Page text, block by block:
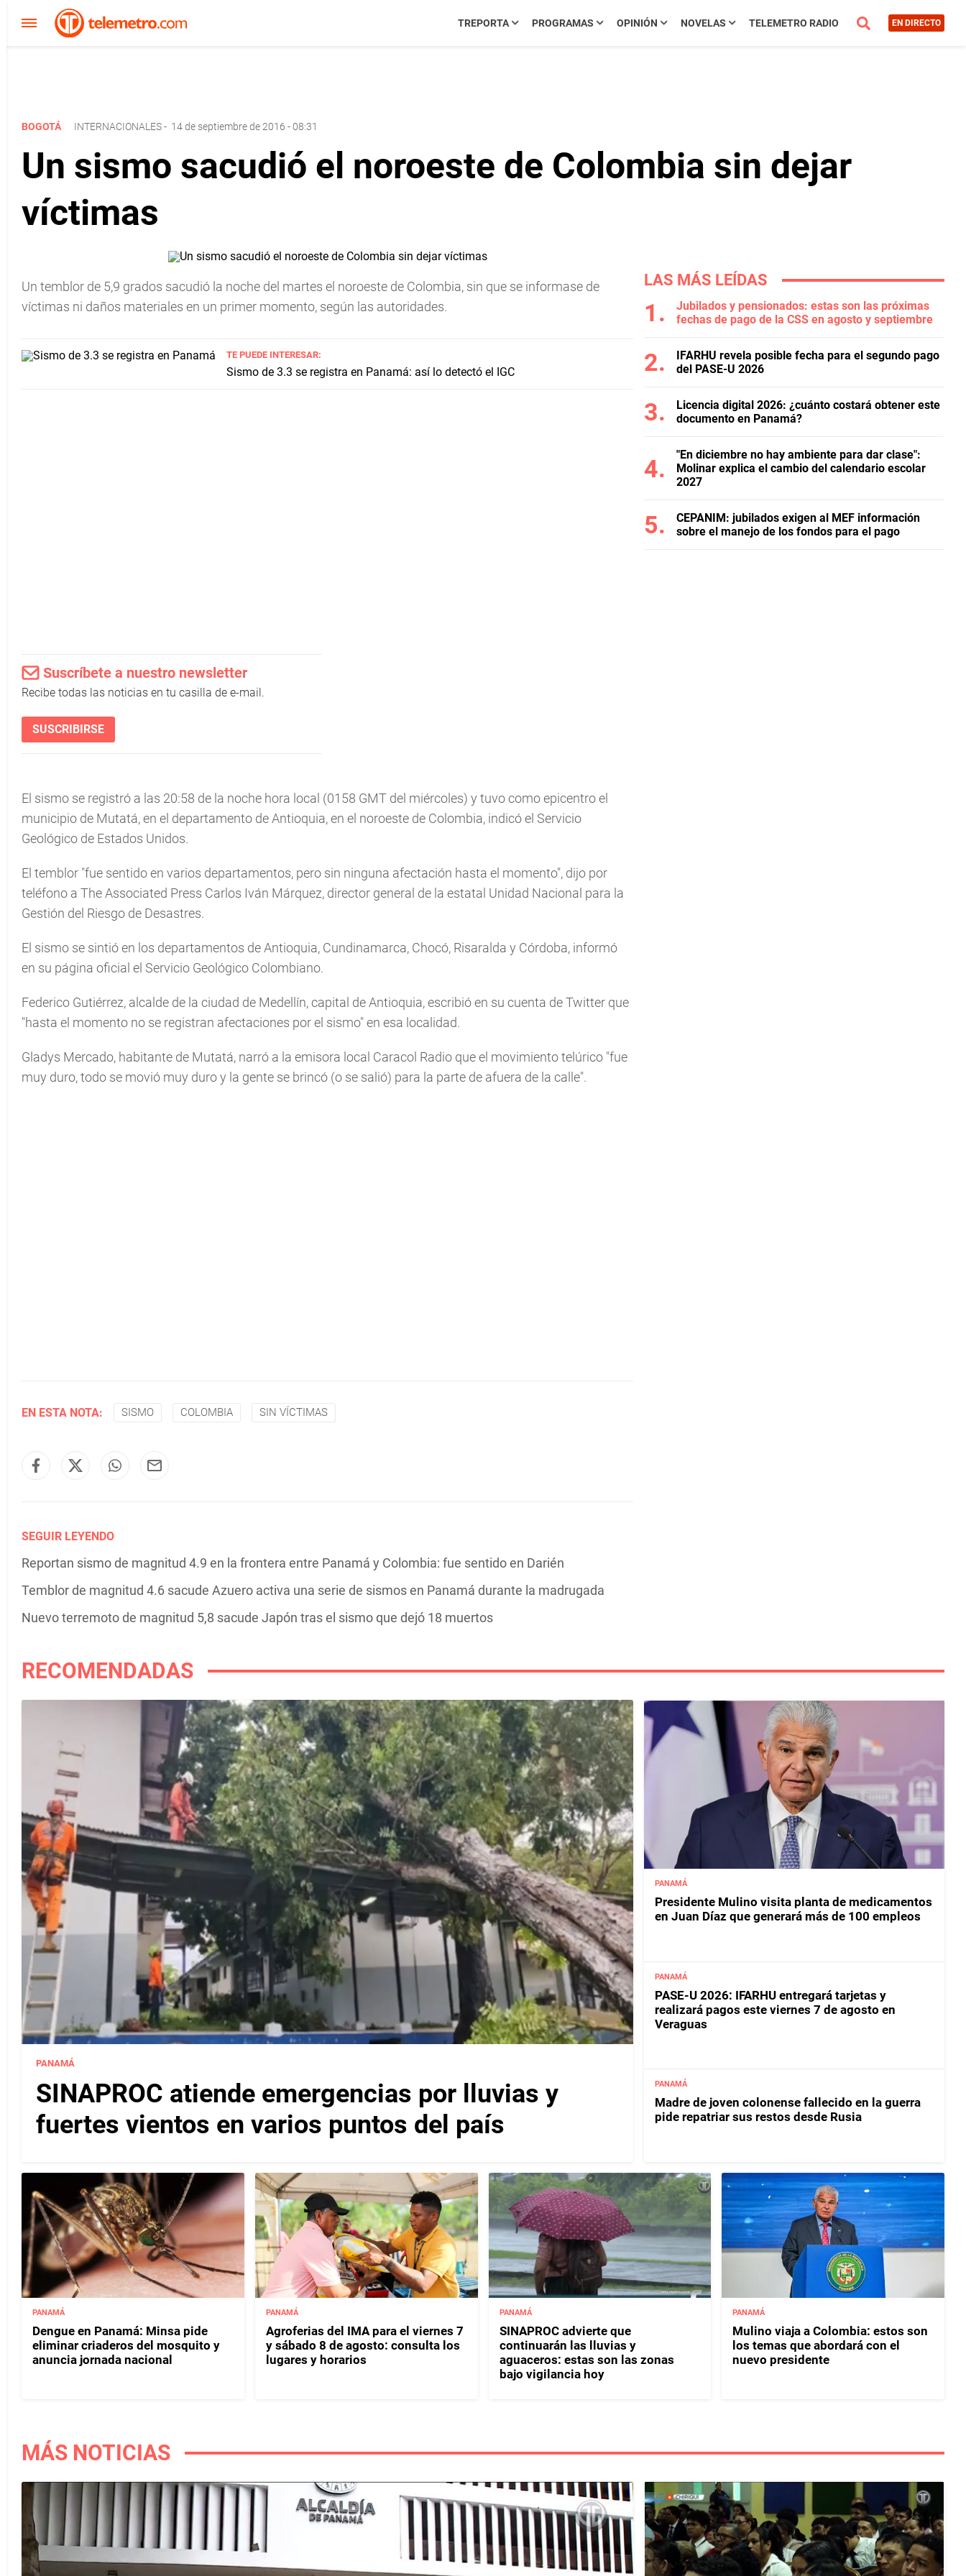
TREPORTA PROGRAMAS OPINIÓN NOVELAS TELEMETRO RADIO EN DIRECTO
BOGOTÁ INTERNACIONALES- 14 de septiembre de 2016 - 08:31
Un sismo sacudió el noroeste de Colombia sin dejar
víctimas
Un temblor de 5,9 grados sacudió la noche del martes el noroeste de Colombia, sin que se informase de
víctimas ni daños materiales en un primer momento, según las autoridades.
TE PUEDE INTERESAR:
Sismo de 3.3 se registra en Panamá: así lo detectó el IGC
Suscríbete a nuestro newsletter
Recibe todas las noticias en tu casilla de e-mail.
SUSCRIBIRSE
El sismo se registró a las 20:58 de la noche hora local (0158 GMT del miércoles) y tuvo como epicentro el
municipio de Mutatá, en el departamento de Antioquia, en el noroeste de Colombia, indicó el Servicio
Geológico de Estados Unidos.
El temblor "fue sentido en varios departamentos, pero sin ninguna afectación hasta el momento", dijo por
teléfono a The Associated Press Carlos Iván Márquez, director general de la estatal Unidad Nacional para la
Gestión del Riesgo de Desastres.
El sismo se sintió en los departamentos de Antioquia, Cundinamarca, Chocó, Risaralda y Córdoba, informó
en su página oficial el Servicio Geológico Colombiano.
Federico Gutiérrez, alcalde de la ciudad de Medellín, capital de Antioquia, escribió en su cuenta de Twitter que
"hasta el momento no se registran afectaciones por el sismo" en esa localidad.
Gladys Mercado, habitante de Mutatá, narró a la emisora local Caracol Radio que el movimiento telúrico "fue
muy duro, todo se movió muy duro y la gente se brincó (o se salió) para la parte de afuera de la calle".
EN ESTA NOTA: SISMO COLOMBIA SIN VÍCTIMAS
SEGUIR LEYENDO
Reportan sismo de magnitud 4.9 en la frontera entre Panamá y Colombia: fue sentido en Darién
Temblor de magnitud 4.6 sacude Azuero activa una serie de sismos en Panamá durante la madrugada
Nuevo terremoto de magnitud 5,8 sacude Japón tras el sismo que dejó 18 muertos
LAS MÁS LEÍDAS
Jubilados y pensionados: estas son las próximas
fechas de pago de la CSS en agosto y septiembre
IFARHU revela posible fecha para el segundo pago
del PASE-U 2026
Licencia digital 2026: ¿cuánto costará obtener este
documento en Panamá?
"En diciembre no hay ambiente para dar clase":
Molinar explica el cambio del calendario escolar
2027
CEPANIM: jubilados exigen al MEF información
sobre el manejo de los fondos para el pago
RECOMENDADAS
PANAMÁ
SINAPROC atiende emergencias por lluvias y
fuertes vientos en varios puntos del país
PANAMÁ
Presidente Mulino visita planta de medicamentos
en Juan Díaz que generará más de 100 empleos
PANAMÁ
PASE-U 2026: IFARHU entregará tarjetas y
realizará pagos este viernes 7 de agosto en
Veraguas
PANAMÁ
Madre de joven colonense fallecido en la guerra
pide repatriar sus restos desde Rusia
PANAMÁ
Dengue en Panamá: Minsa pide
eliminar criaderos del mosquito y
anuncia jornada nacional
PANAMÁ
Agroferias del IMA para el viernes 7
y sábado 8 de agosto: consulta los
lugares y horarios
PANAMÁ
SINAPROC advierte que
continuarán las lluvias y
aguaceros: estas son las zonas
bajo vigilancia hoy
PANAMÁ
Mulino viaja a Colombia: estos son
los temas que abordará con el
nuevo presidente
MÁS NOTICIAS